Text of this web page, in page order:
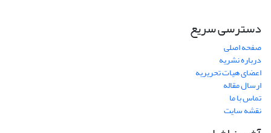
دسترسی سریع
صفحه اصلی
درباره نشریه
اعضای هیات تحریریه
ارسال مقاله
تماس با ما
نقشه سایت